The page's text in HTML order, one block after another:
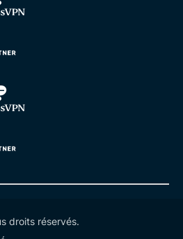
droits réservés.